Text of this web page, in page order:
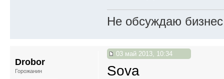
Не обсуждаю
03 май 2013, 10:34
Sova
Drobor
Горожанин